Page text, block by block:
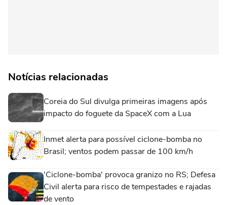
Notícias relacionadas
Coreia do Sul divulga primeiras imagens após
impacto do foguete da SpaceX com a Lua
Inmet alerta para possível ciclone-bomba no
Brasil; ventos podem passar de 100 km/h
'Ciclone-bomba' provoca granizo no RS; Defesa
Civil alerta para risco de tempestades e rajadas
de vento